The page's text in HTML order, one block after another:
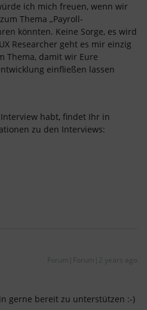
ich mich freuen, wenn wir
Thema „Payroll-
könnten. Keine Sorge, es wird
Researcher geht es mir einzig
Thema, damit wir Eure
einfließen lassen
habt, findet Ihr in
zu den Interviews:
Forum|Forum|2 years ago
gerne bereit zu unterstützen :-)